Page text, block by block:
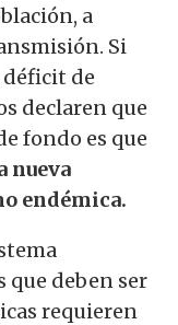
a
Si
déficit de
declaren que
fondo es que
nueva
endémica.
que deben ser
requieren